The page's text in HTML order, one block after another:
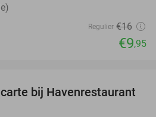
Regulier €16
€9,95
34%
bij Havenrestaurant